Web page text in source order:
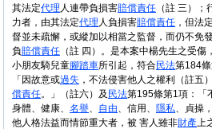
其法定代理 人連帶負損害賠償責任 （註 三）
力者，由其法定代理 人負損害賠償責任 ，但法定
督並未疏懈，或縱加以相當之監督，而仍不免
負賠償責任 （註 四）。是本案中楊先生之受傷
小朋友騎兒童腳踏車所引起，符合民法第184條
「因故意或過失 ，不法侵害他人之權利（註五
償責任。」（註六）及 民法第195條第1項：「
身體、健康、 名譽、 自由、信用、 隱私、貞操
他人格法益而情節重大者，被 害人雖非財產上